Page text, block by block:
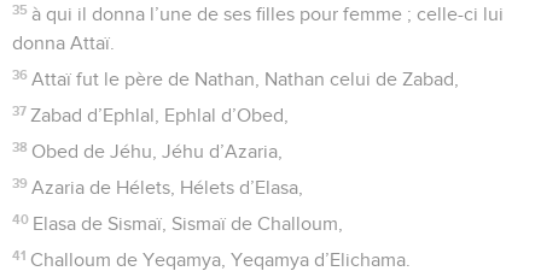
35 à qui il donna l’une de ses filles pour femme ; celle-ci lui
donna Attaï.
36 Attaï fut le père de Nathan, Nathan celui de Zabad,
37 Zabad d’Ephlal, Ephlal d’Obed,
38 Obed de Jéhu, Jéhu d’Azaria,
39 Azaria de Hélets, Hélets d’Elasa,
40 Elasa de Sismaï, Sismaï de Challoum,
41 Challoum de Yeqamya, Yeqamya d’Elichama.